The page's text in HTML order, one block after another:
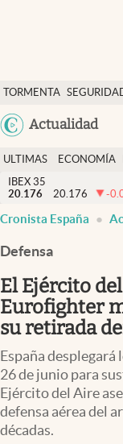
TORMENTA
Actualidad
Economía y finanzas
Política
Actualidad
Criptomonedas
España
ULTIMAS
NOTICIAS
ECONOMÍA
FINANZAS
IBEX 35
20.176
20.176 -
Cronista España
Defensa
El Ejército
Eurofighter
su retirada
España
26 de junio para
Ejército del Aire
defensa aérea del
décadas.